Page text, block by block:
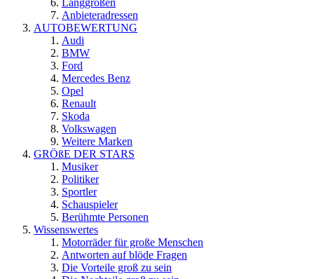
Langgrößen
Anbieteradressen
AUTOBEWERTUNG
Audi
BMW
Ford
Mercedes Benz
Opel
Renault
Skoda
Volkswagen
Weitere Marken
GRÖßE DER STARS
Musiker
Politiker
Sportler
Schauspieler
Berühmte Personen
Wissenswertes
Motorräder für große Menschen
Antworten auf blöde Fragen
Die Vorteile groß zu sein